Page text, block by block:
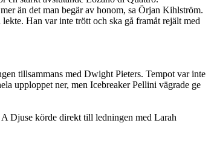
än det man begär av honom, sa Örjan Kihlström.
Han var inte trött och ska gå framåt rejält med
tillsammans med Dwight Pieters. Tempot var inte
upploppet ner, men Icebreaker Pellini vägrade ge
Djuse körde direkt till ledningen med Larah